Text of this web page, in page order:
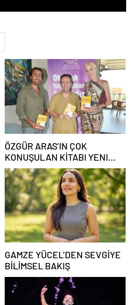
ÖZGÜR ARAS’IN ÇOK
KONUŞULAN KİTABI YENI
BASKISINI TITANIC LUXURY
COLLECTION BODRUM’DA
KUTLADI
GAMZE YÜCEL’DEN SEVGİYE
BİLİMSEL BAKIŞ